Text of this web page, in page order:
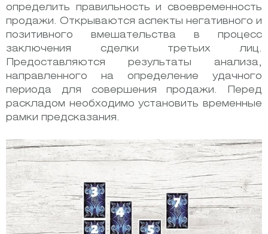
определить правильность и своевременность
продажи. Открываются аспекты негативного и
позитивного вмешательства в процесс
заключения сделки третьих лиц.
Предоставляются результаты анализа,
направленного на определение удачного
периода для совершения продажи. Перед
раскладом необходимо установить временные
рамки предсказания.